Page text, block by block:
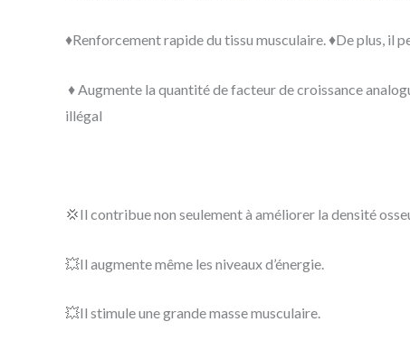
♦️Renforcement rapide du tissu musculaire. ♦️De plus, il
♦️ Augmente la quantité de facteur de croissance
illégal
💢Il contribue non seulement à améliorer la densité
💥Il augmente même les niveaux d’énergie.
💥Il stimule une grande masse musculaire.